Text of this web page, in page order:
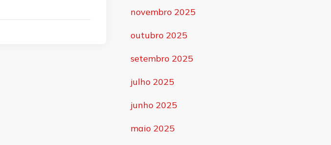
novembro 2025
outubro 2025
setembro 2025
julho 2025
junho 2025
maio 2025